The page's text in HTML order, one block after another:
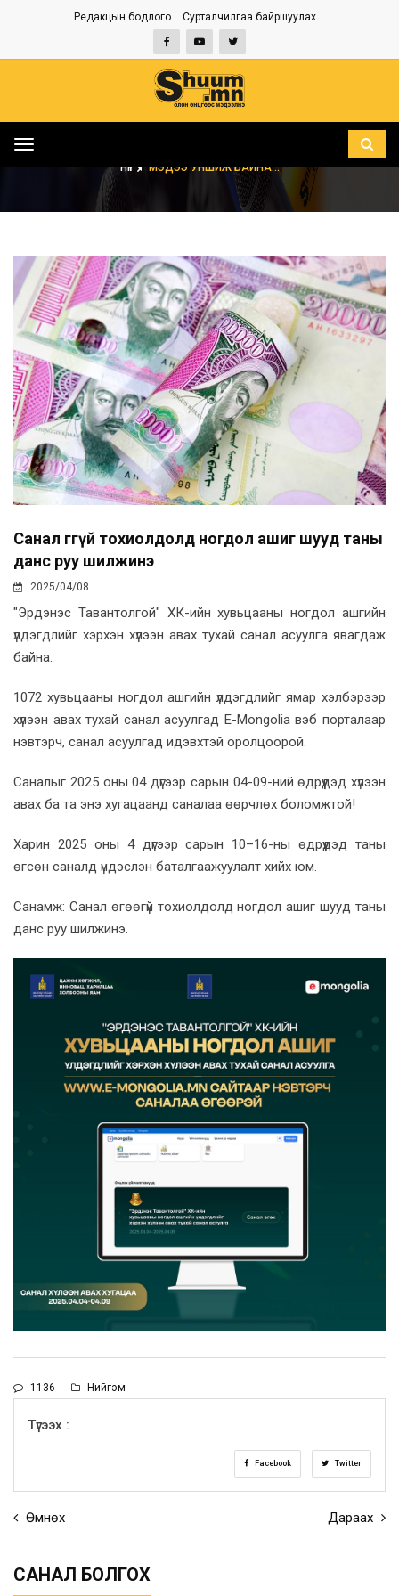
Редакцын бодлого Сурталчилгаа байршуулах
Toggle
НҮҮР МЭДЭЭ УНШИЖ БАЙНА...
Санал өгөөгүй тохиолдолд ногдол ашиг шууд таны
данс руу шилжинэ
2025/04/08
"Эрдэнэс Тавантолгой" ХК-ийн хувьцааны ногдол ашгийн
үлдэгдлийг хэрхэн хүлээн авах тухай санал асуулга явагдаж
байна.
1072 хувьцааны ногдол ашгийн үлдэгдлийг ямар хэлбэрээр
хүлээн авах тухай санал асуулгад E-Mongolia вэб порталаар
нэвтэрч, санал асуулгад идэвхтэй оролцоорой.
Саналыг 2025 оны 04 дүгээр сарын 04-09-ний өдрүүдэд хүлээн
авах ба та энэ хугацаанд саналаа өөрчлөх боломжтой!
Харин 2025 оны 4 дүгээр сарын 10–16-ны өдрүүдэд таны
өгсөн саналд үндэслэн баталгаажуулалт хийх юм.
Санамж: Санал өгөөгүй тохиолдолд ногдол ашиг шууд таны
данс руу шилжинэ.
1136 Нийгэм
Түгээх :
Facebook Twitter
Өмнөх Дараах
САНАЛ БОЛГОХ